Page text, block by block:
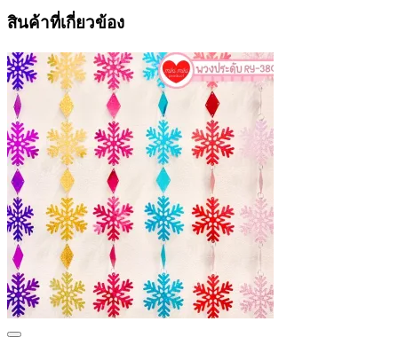
สินค้าที่เกี่ยวข้อง